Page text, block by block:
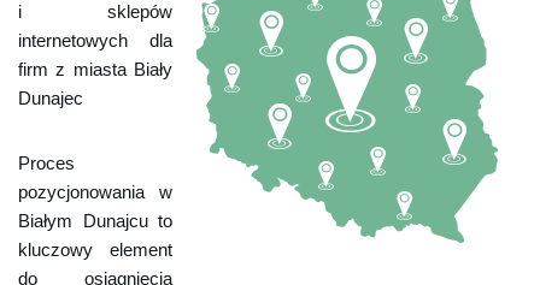
i sklepów
internetowych dla
firm z miasta Biały
Dunajec
Proces
pozycjonowania w
Białym Dunajcu to
kluczowy element
do osiągnięcia